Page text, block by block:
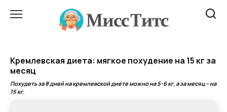
Кремлевская диета: мягкое похудение на 15 кг за
месяц
Похудеть за 8 дней на кремлевской диете можно на 5-6 кг, а за месяц – на
15 кг.